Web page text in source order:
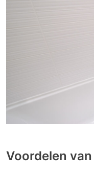
Voordelen